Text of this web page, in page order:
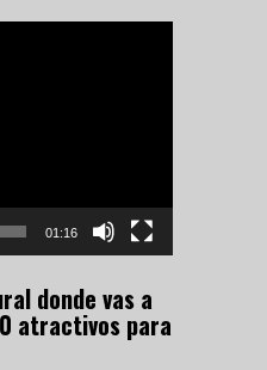
01:16
donde vas a
atractivos para